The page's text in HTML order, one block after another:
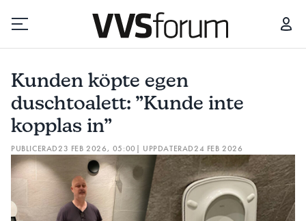
Prenumerera
Hantera prenumeration
Lediga jobb
Annonsera
Kunden köpte egen
duschtoalett: ”Kunde inte
kopplas in”
PUBLICERAD23 FEB 2026, 05:00 | UPPDATERAD24 FEB 2026